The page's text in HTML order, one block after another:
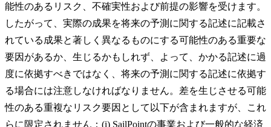
能性のあるリスク、不確実性および前提の影響を受けます。
したがって、実際の成果を将来の予測に関する記述に記載さ
れている成果と著しく異なるものにする可能性のある重要な
要因があるか、生じるかもしれず、よって、かかる記述に過
度に依拠すべきではなく、将来の予測に関する記述に依拠す
る場合には注意しなければなりません。差を生じさせる可能
性のある重複なリスク要因として以下が含まれますが、これ
らに限定されません：(i) SailPointの事業および一般的な経済